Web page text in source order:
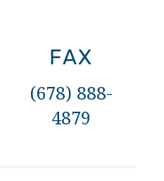
FAX
(678) 888-
4879